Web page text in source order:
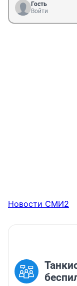
Гость
Войти
Новости СМИ2